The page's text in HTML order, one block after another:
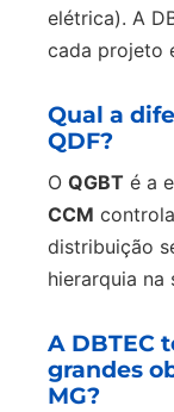
elétrica). A
cada projeto
Qual a
QDF?
O QGBT é a
CCM
distribuição
hierarquia na
A DBTEC
grandes
MG?